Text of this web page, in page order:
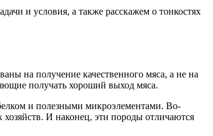
и условия, а также расскажем о тонкостях
на получение качественного мяса, а не на
получать хороший выход мяса.
и полезными микроэлементами. Во-
И наконец, эти породы отличаются